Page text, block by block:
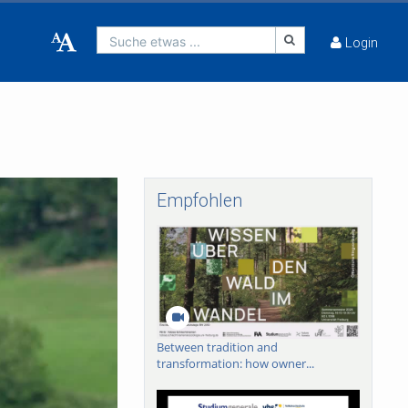
Suche etwas ... Login
Empfohlen
Between tradition and
transformation: how owner...